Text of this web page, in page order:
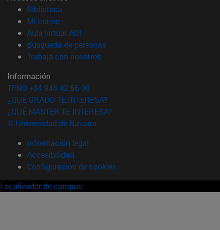
Biblioteca
Mi correo(abre en nueva ventana)
Aula virtual ADI
Búsqueda de personas(abre en nueva ventana)
Trabaja con nosotros(abre en nueva ventana)
Información
TFNO +34 948 42 56 00
¿QUÉ GRADO TE INTERESA?
¿QUÉ MÁSTER TE INTERESA?
© Universidad de Navarra
Información legal
Accesibilidad
Configuración de cookies
Localizador de campus